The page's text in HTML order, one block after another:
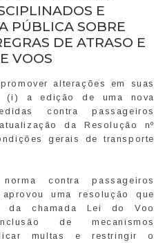
E
PÚBLICA SOBRE
DE ATRASO E
VOOS
alterações em suas
(i) a edição de uma nova
contra passageiros
da Resolução nº
gerais de transporte
contra passageiros
uma resolução que
da chamada Lei do Voo
de mecanismos
multas e restringir o